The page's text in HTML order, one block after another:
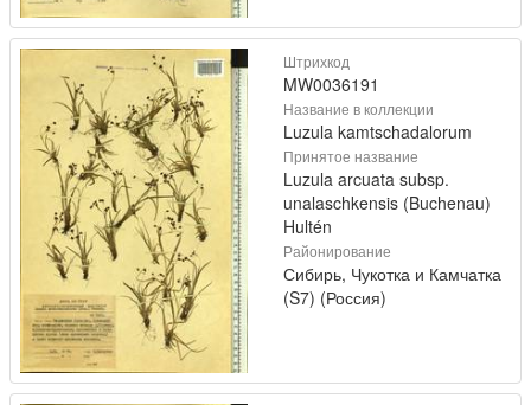
Штрихкод
MW0036191
Название в коллекции
Luzula kamtschadalorum
Принятое название
Luzula arcuata subsp.
unalaschkensis (Buchenau)
Hultén
Районирование
Сибирь, Чукотка и Камчатка
(S7) (Россия)